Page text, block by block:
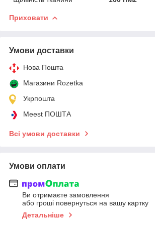
Приховати
Умови доставки
Нова Пошта
Магазини Rozetka
Укрпошта
Meest ПОШТА
Всі умови доставки
Умови оплати
Ви отримаєте замовлення
або гроші повернуться на вашу картку
Детальніше